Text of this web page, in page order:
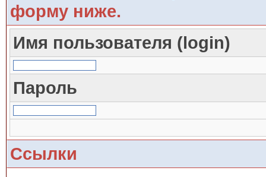
форму ниже.
Имя пользователя (login)
Пароль
Ссылки